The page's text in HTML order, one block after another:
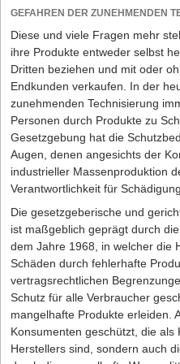
an die Europäische
Ideen sind, statt tägliche
Grenzen bei der Arbeitszeit
täglichen Höchstgrenzen
wöchentliche Arbeitszeit
verhindern die dauerhafte
erhöhen die Flexibilität für
Phasen kurzzeitig viel zu tun
Bundestagsfraktionen bereit für
Früher oder später wird es
geben müssen, um dem
Weniger Stunden, mehr
Die engen Grenzen des
nicht selten als hinderlich
andere Ansätze, die dem
entgegen kommen könnten.
die weniger arbeiten, sind
weniger anfällig für Fehler und
beschränken, was über
Verhältnis zu Unternehmern als
es sich zu verhandeln, denn
wenn die Gewährleistungsfrist
zwei Jahren bestehen bleibt
wird, was zulässig ist.
Bezug größerer Warenmengen
individueller
Verkaufsbedingungen des
Großhändlers wegzuverhandeln.
GEFAHREN DER ZUNEHMENDEN
Diese und viele Fragen mehr
ihre Produkte entweder selbst
Dritten beziehen und mit oder
Endkunden verkaufen. In der
zunehmenden Technisierung
Personen durch Produkte zu
Gesetzgebung hat die
Augen, denen angesichts der
industrieller Massenproduktion
Verantwortlichkeit für
Die gesetzgeberische und
ist maßgeblich geprägt durch
dem Jahre 1968, in welcher die
Schäden durch fehlerhafte
vertragsrechtlichen
Schutz für alle Verbraucher
mangelhafte Produkte erleiden.
Konsumenten geschützt, die
Herstellers sind, sondern auch